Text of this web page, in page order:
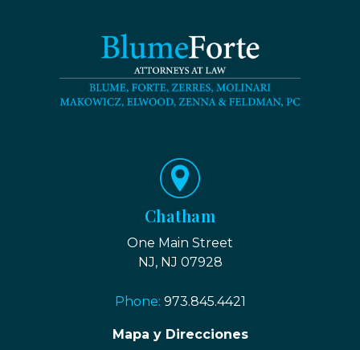
Chatham
One Main Street
NJ, NJ 07928
Phone: 973.845.4421
Mapa y Direcciones